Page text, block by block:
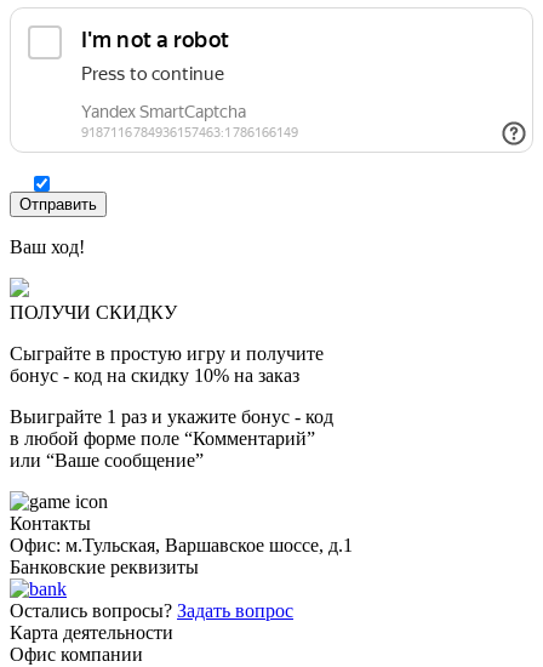
Ваш ход!
ПОЛУЧИ СКИДКУ
Сыграйте в простую игру и получите
бонус - код на скидку 10% на заказ
Выиграйте 1 раз и укажите бонус - код
в любой форме поле “Комментарий”
или “Ваше сообщение”
Контакты
Офис: м.Тульская, Варшавское шоссе, д.1
Банковские реквизиты
Остались вопросы? Задать вопрос
Карта деятельности
Офис компании